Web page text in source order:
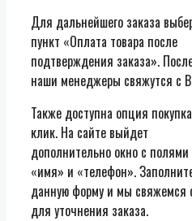
Для дальнейшего заказа
пункт «Оплата товара после
подтверждения заказа».
наши менеджеры свяжутся с
Также доступна опция
клик. На сайте выйдет
дополнительно окно с полями
«имя» и «телефон».
данную форму и мы свяжемся
для уточнения заказа.